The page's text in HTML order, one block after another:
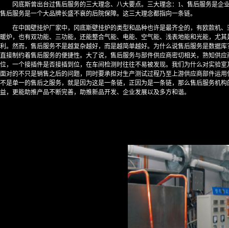
冈底斯曾出台过售后服务的三大理念、八大要点。三大理念：1、售后服务是
售后服务是一个大品牌长盛不衰的后院保障。这三大理念都指向一条链。
在中国壁挂炉厂家中，冈底斯壁挂炉的类型和品种也许是最齐全的，有欧款机
暖炉，也有双功能、三功能，还能整合气能、电能、空气能、浅表地能和光能，尤
利。然而，售后服务不是越复杂越好，而是越简单越好。为什么说售后服务是数据
直接制约着售后服务的便捷性。大了说，售后服务与部件供应商密切相关，熟知供
位，一个接插件是否接插到位，在车间检测时往往不易被发现。我们为什么对实验
面对的不只是销售之后的问题，同时要承担对生产测试过程乃至上游供应商部件运
不是单一的售后之服务，就是因为这是一条链，正因为是一条链，那么售后服务机
益，更能助推产品不断完善，助推新品开发、企业发展以及多方和谐。